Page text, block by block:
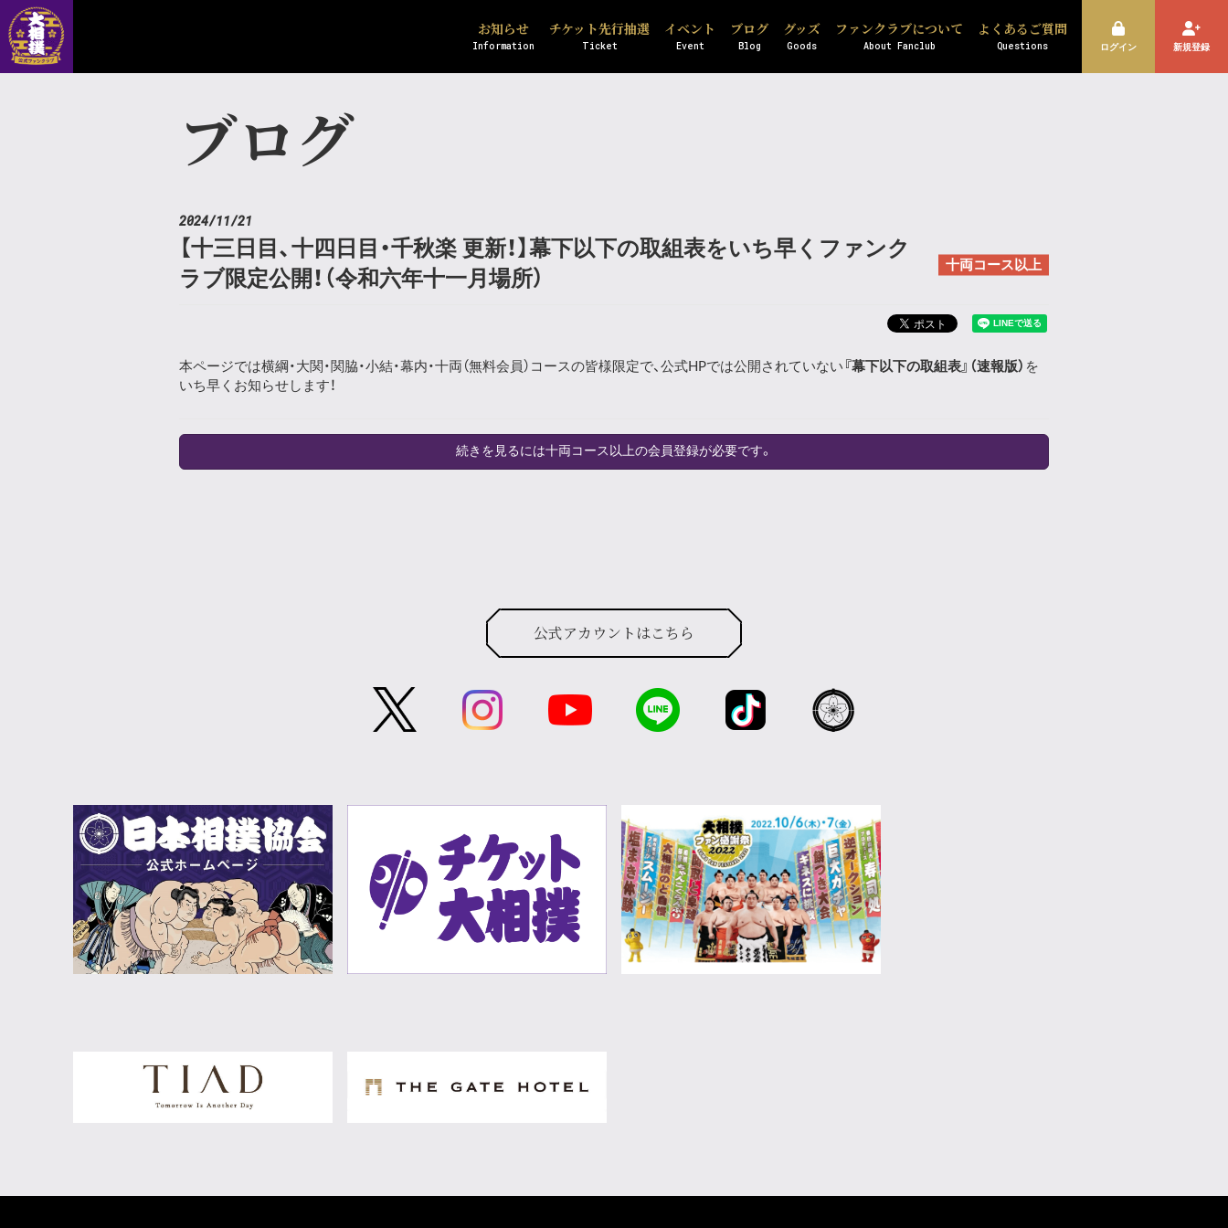
お知らせ
Information
チケット先行抽選
Ticket
イベント
Event
ブログ
Blog
グッズ
Goods
ファンクラブについて
About Fanclub
よくあるご質問
Questions ログイン 新規登録
ブログ
2024/11/21
【十三日目、十四日目・千秋楽 更新！】幕下以下の取組表をいち早くファンク
ラブ限定公開！（令和六年十一月場所）
十両コース以上
本ページでは横綱・大関・関脇・小結・幕内・十両（無料会員）コースの皆様限定で、公式HPでは公開されていない 『幕下以下の取組表』（速報版）​ を
いち早くお知らせします！
続きを見るには十両コース以上の会員登録が必要です。
公式アカウントはこちら